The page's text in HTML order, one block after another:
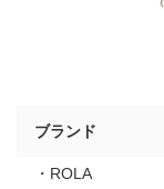
ブランド
・ROLA